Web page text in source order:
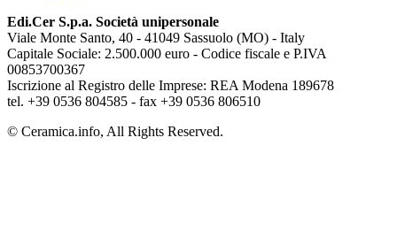
Edi.Cer S.p.a. Società unipersonale
Viale Monte Santo, 40 - 41049 Sassuolo (MO) - Italy
Capitale Sociale: 2.500.000 euro - Codice fiscale e P.IVA
00853700367
Iscrizione al Registro delle Imprese: REA Modena 189678
tel. +39 0536 804585 - fax +39 0536 806510
© Ceramica.info, All Rights Reserved.